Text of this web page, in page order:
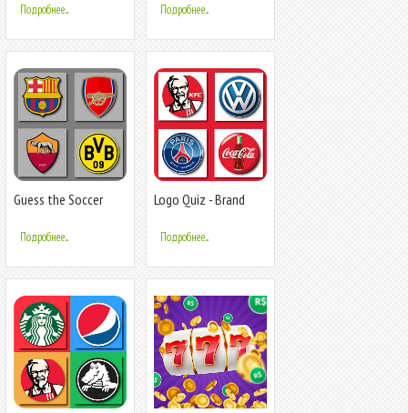
Подробнее... Подробнее...
Guess the Soccer
Подробнее...
Logo Quiz - Brand
Подробнее...